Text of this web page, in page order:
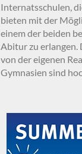
Internatsschulen,
bieten mit der
einem der beiden
Abitur zu erlangen.
von der eigenen
Gymnasien sind